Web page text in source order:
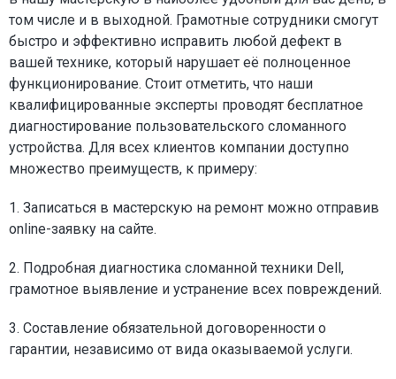
том числе и в выходной. Грамотные сотрудники смогут
быстро и эффективно исправить любой дефект в
вашей технике, который нарушает её полноценное
функционирование. Стоит отметить, что наши
квалифицированные эксперты проводят бесплатное
диагностирование пользовательского сломанного
устройства. Для всех клиентов компании доступно
множество преимуществ, к примеру:
1. Записаться в мастерскую на ремонт можно отправив
online-заявку на сайте.
2. Подробная диагностика сломанной техники Dell,
грамотное выявление и устранение всех повреждений.
3. Составление обязательной договоренности о
гарантии, независимо от вида оказываемой услуги.